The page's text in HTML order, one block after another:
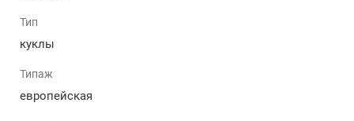
Тип
куклы
Типаж
европейская